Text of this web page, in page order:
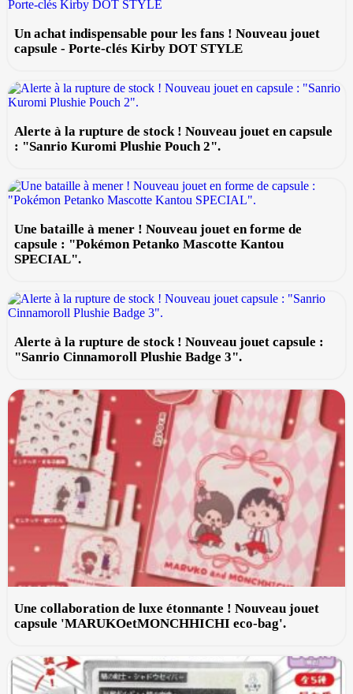
Un achat indispensable pour les fans ! Nouveau jouet
capsule - Porte-clés Kirby DOT STYLE
Alerte à la rupture de stock ! Nouveau jouet en capsule
: "Sanrio Kuromi Plushie Pouch 2".
Une bataille à mener ! Nouveau jouet en forme de
capsule : "Pokémon Petanko Mascotte Kantou
SPECIAL".
Alerte à la rupture de stock ! Nouveau jouet capsule :
"Sanrio Cinnamoroll Plushie Badge 3".
Une collaboration de luxe étonnante ! Nouveau jouet
capsule 'MARUKOetMONCHHICHI eco-bag'.